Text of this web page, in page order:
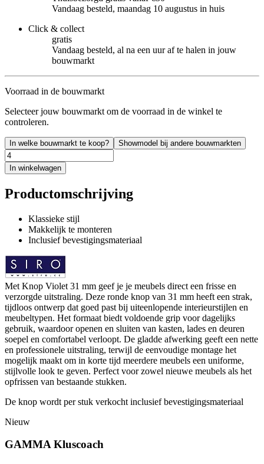
Vandaag besteld, maandag 10 augustus in huis
Click & collect
gratis
Vandaag besteld, al na een uur af te halen in jouw
bouwmarkt
Voorraad in de bouwmarkt
Selecteer jouw bouwmarkt om de voorraad in de winkel te
controleren.
In welke bouwmarkt te koop? Showmodel bij andere bouwmarkten
In winkelwagen
Productomschrijving
Klassieke stijl
Makkelijk te monteren
Inclusief bevestigingsmateriaal
Met Knop Violet 31 mm geef je je meubels direct een frisse en
verzorgde uitstraling. Deze ronde knop van 31 mm heeft een strak,
tijdloos ontwerp dat goed past bij uiteenlopende interieurstijlen en
meubeltypen. Het formaat biedt voldoende grip voor dagelijks
gebruik, waardoor openen en sluiten van kasten, lades en deuren
soepel en comfortabel verloopt. De gladde afwerking geeft een nette
en professionele uitstraling, terwijl de eenvoudige montage het
mogelijk maakt om in korte tijd meerdere meubels een uniforme,
stijlvolle look te geven. Perfect voor zowel nieuwe meubels als het
opfrissen van bestaande stukken.
De knop wordt per stuk verkocht inclusief bevestigingsmateriaal
Nieuw
GAMMA Kluscoach